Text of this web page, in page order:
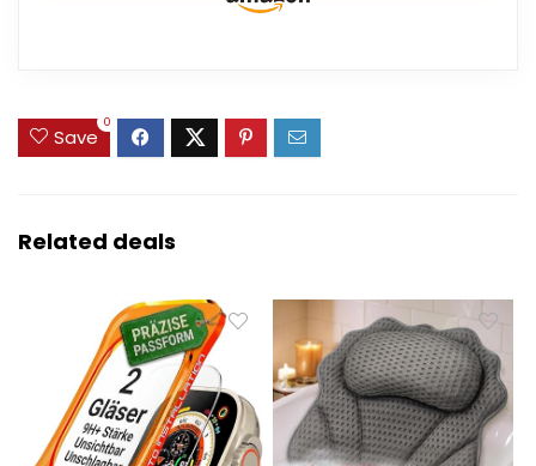
Save
0
Related deals